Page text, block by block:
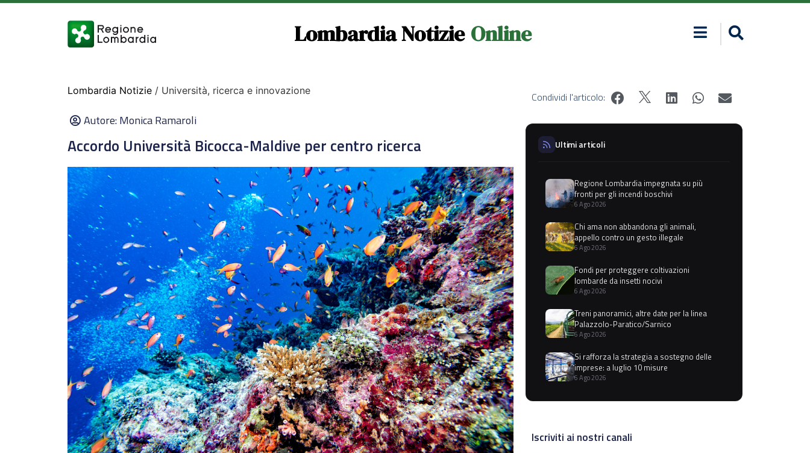
Lombardia Notizie Online
Lombardia Notizie / Università, ricerca e innovazione
Autore:Monica Ramaroli
Accordo Università Bicocca-Maldive per centro ricerca
Condividi l'articolo:
Ultimi articoli
Regione Lombardia impegnata su più
fronti per gli incendi boschivi
6 Ago 2026
Chi ama non abbandona gli animali,
appello contro un gesto illegale
6 Ago 2026
Fondi per proteggere coltivazioni
lombarde da insetti nocivi
6 Ago 2026
Treni panoramici, altre date per la linea
Palazzolo-Paratico/Sarnico
6 Ago 2026
Si rafforza la strategia a sostegno delle
imprese: a luglio 10 misure
6 Ago 2026
Iscriviti ai nostri canali